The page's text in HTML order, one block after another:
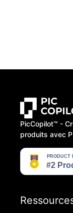
PicCopilot™️ -
produits avec